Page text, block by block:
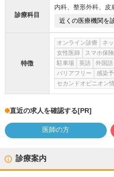
診療科目
内科、 整形外科、 皮
近くの医療機関を
特徴
オンライン診療 ネ
女性医師
スマホ保
駐車場
英語 外国語
バリアフリー
感染
セカンドオピニオン
直近の求人を確認する[PR]
医師の方
診療案内